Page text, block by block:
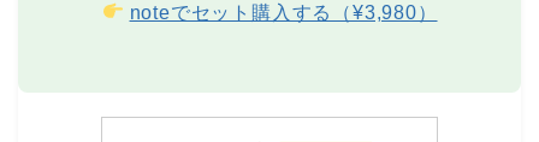
noteでセット購入する（¥3,980）